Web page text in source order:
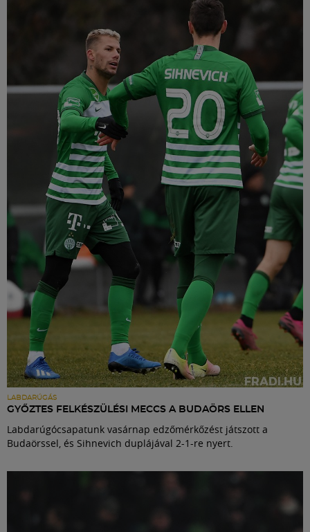
LABDARÚGÁS
GYŐZTES FELKÉSZÜLÉSI MECCS A BUDAÖRS ELLEN
Labdarúgócsapatunk vasárnap edzőmérkőzést játszott a
Budaörssel, és Sihnevich duplájával 2-1-re nyert.